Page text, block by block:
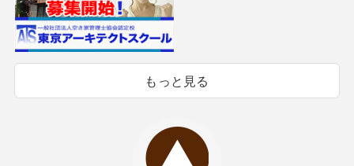
もっと見る